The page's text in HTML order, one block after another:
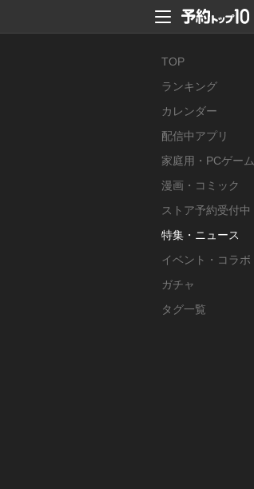
TOP
ランキング
カレンダー
配信中アプリ
家庭用・PCゲーム
漫画・コミック
ストア予約受付中
特集・ニュース
イベント・コラボ
ガチャ
タグ一覧